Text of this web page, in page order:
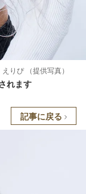
りぴ （提供写真）
れます
記事に戻る